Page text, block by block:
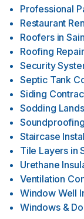
Professional
Restaurant
Roofers in
Roofing
Security
Septic Tank
Siding
Sodding
Staircase
Tile Layers in
Urethane
Ventilation
Window Well
Windows &